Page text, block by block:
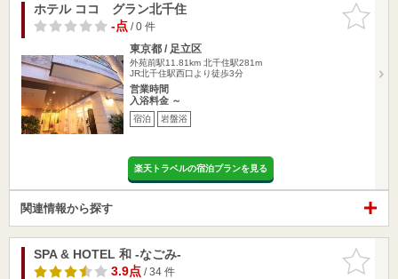
お気に入
りに追加
ホテル ココ グラン北千住
-点/ 0 件
東京都 / 足立区
外苑前駅11.81km 北千住駅281m
JR北千住駅西口より徒歩3分
営業時間
入浴料金 ～
宿泊 岩盤浴
楽天トラベルの宿泊プランを見る
関連情報から探す
お気に入
りに追加
SPA & HOTEL 和 -なごみ-
3.9点/ 34 件